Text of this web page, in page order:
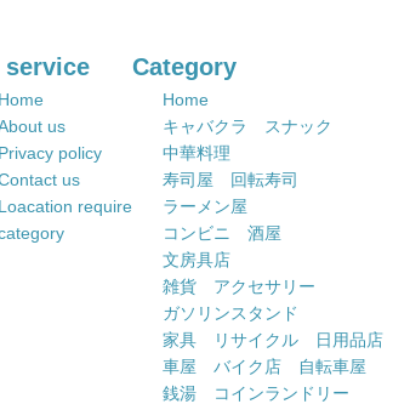
service
Home
us
Privacy policy
us
Loacation require
Category
Home
キャバクラ スナック
中華料理
寿司屋 回転寿司
ラーメン屋
コンビニ 酒屋
文房具店
雑貨 アクセサリー
ガソリンスタンド
家具 リサイクル 日用品店
車屋 バイク店 自転車屋
銭湯 コインランドリー